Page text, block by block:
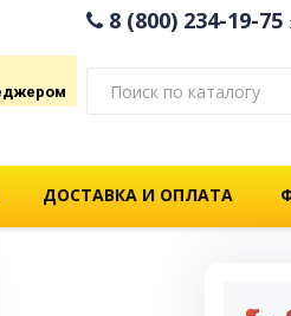
8 (800) 234-19-75
ДОСТАВКА И ОПЛАТА